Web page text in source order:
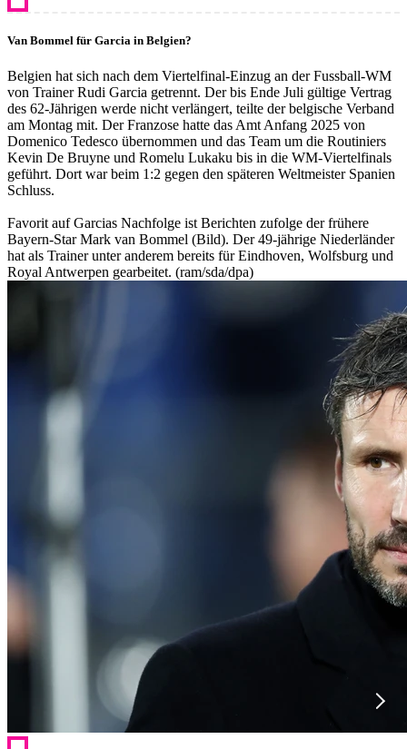
Van Bommel für Garcia in Belgien?
Belgien hat sich nach dem Viertelfinal-Einzug an der Fussball-WM
von Trainer Rudi Garcia getrennt. Der bis Ende Juli gültige Vertrag
des 62-Jährigen werde nicht verlängert, teilte der belgische Verband
am Montag mit. Der Franzose hatte das Amt Anfang 2025 von
Domenico Tedesco übernommen und das Team um die Routiniers
Kevin De Bruyne und Romelu Lukaku bis in die WM-Viertelfinals
geführt. Dort war beim 1:2 gegen den späteren Weltmeister Spanien
Schluss.
Favorit auf Garcias Nachfolge ist Berichten zufolge der frühere
Bayern-Star Mark van Bommel (Bild). Der 49-jährige Niederländer
hat als Trainer unter anderem bereits für Eindhoven, Wolfsburg und
Royal Antwerpen gearbeitet. (ram/sda/dpa)